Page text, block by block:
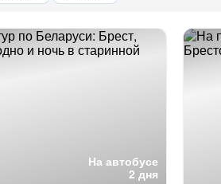
На автобусе
2 дня